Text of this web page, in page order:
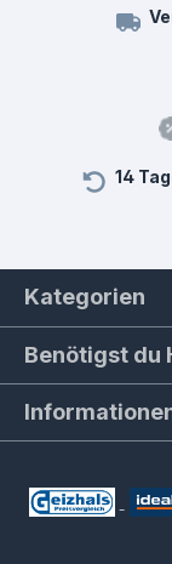
14
Kategorien
Benötigst du